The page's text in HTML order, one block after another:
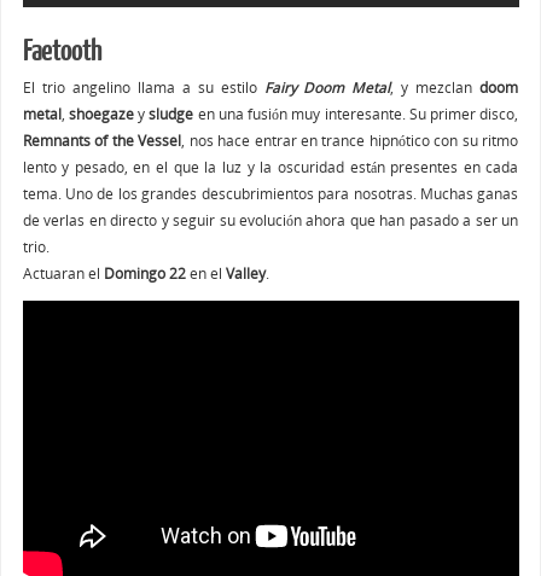
Faetooth
El trio angelino llama a su estilo Fairy Doom Metal, y mezclandoom
metal, shoegazeysludge en una fusión muy interesante. Su primer disco,
Remnants of the Vessel, nos hace entrar en trance hipnótico con su ritmo
lento y pesado, en el que la luz y la oscuridad están presentes en cada
tema. Uno de los grandes descubrimientos para nosotras. Muchas ganas
de verlas en directo y seguir su evolución ahora que han pasado a ser un
trio.
Actuaran el Domingo 22en el Valley.